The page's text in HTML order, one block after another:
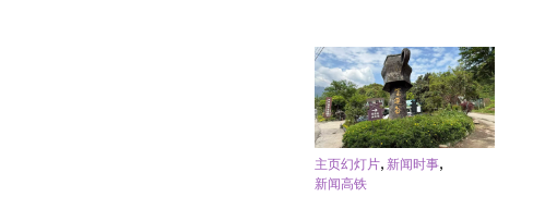
主页幻灯片, 新闻时事,
新闻高铁